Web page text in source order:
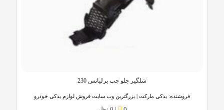
شلگیر جلو چپ برلیانس 230
فروشنده: یدکی مارکت | بزرگترین وب سایت فروش لوازم یدکی خودرو